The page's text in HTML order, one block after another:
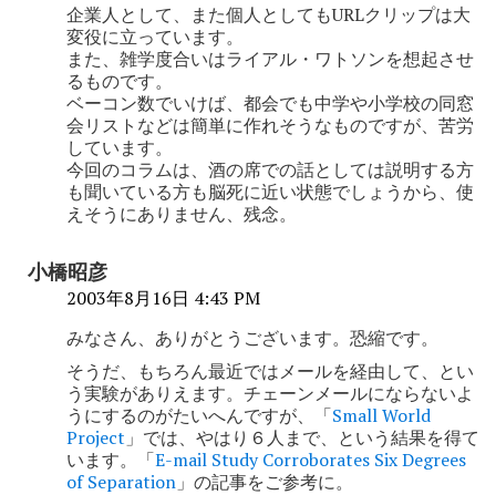
企業人として、また個人としてもURLクリップは大
変役に立っています。
また、雑学度合いはライアル・ワトソンを想起させ
るものです。
ベーコン数でいけば、都会でも中学や小学校の同窓
会リストなどは簡単に作れそうなものですが、苦労
しています。
今回のコラムは、酒の席での話としては説明する方
も聞いている方も脳死に近い状態でしょうから、使
えそうにありません、残念。
小橋昭彦
2003年8月16日 4:43 PM
みなさん、ありがとうございます。恐縮です。
そうだ、もちろん最近ではメールを経由して、とい
う実験がありえます。チェーンメールにならないよ
うにするのがたいへんですが、「Small World
Project 」では、やはり６人まで、という結果を得て
います。「E-mail Study Corroborates Six Degrees
of Separation 」の記事をご参考に。